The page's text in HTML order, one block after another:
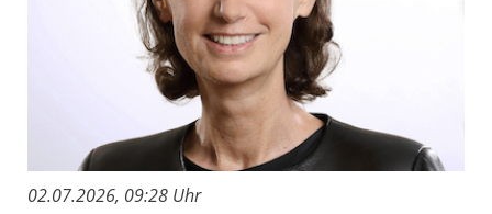
02.07.2026, 09:28 Uhr